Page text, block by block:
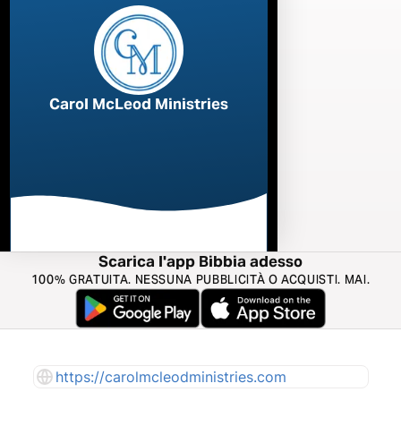
Carol McLeod Ministries
Scarica l'app Bibbia adesso
100% GRATUITA. NESSUNA PUBBLICITÀ O ACQUISTI. MAI.
https://carolmcleodministries.com